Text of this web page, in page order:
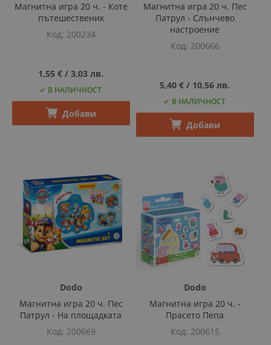
Магнитна игра 20 ч. - Коте
пътешественик
Код 200234
1,55 € ‎/‎ 3,03 лв.
В НАЛИЧНОСТ
Добави
Магнитна игра 20 ч. Пес
Патрул - Слънчево
настроение
Код 200666
5,40 € ‎/‎ 10,56 лв.
В НАЛИЧНОСТ
Добави
Dodo
Магнитна игра 20 ч. Пес
Патрул - На площадката
Код 200669
Dodo
Магнитна игра 20 ч. -
Прасето Пепа
Код 200615